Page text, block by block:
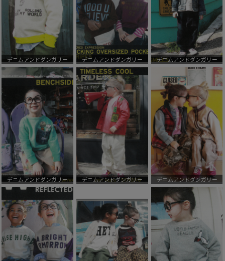
デニムアンドダンガリー デニムアンドダンガリー デニムアンドダンガリー
デニムアンドダンガリー デニムアンドダンガリー デニムアンドダンガリー